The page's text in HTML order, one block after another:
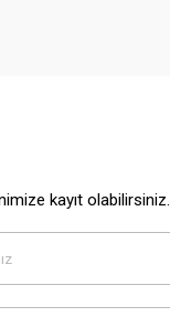
alternatifler olmalı.
kayıt olabilirsiniz.